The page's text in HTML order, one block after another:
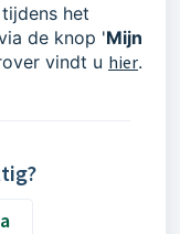
het
de knop 'Mijn
vindt u hier.